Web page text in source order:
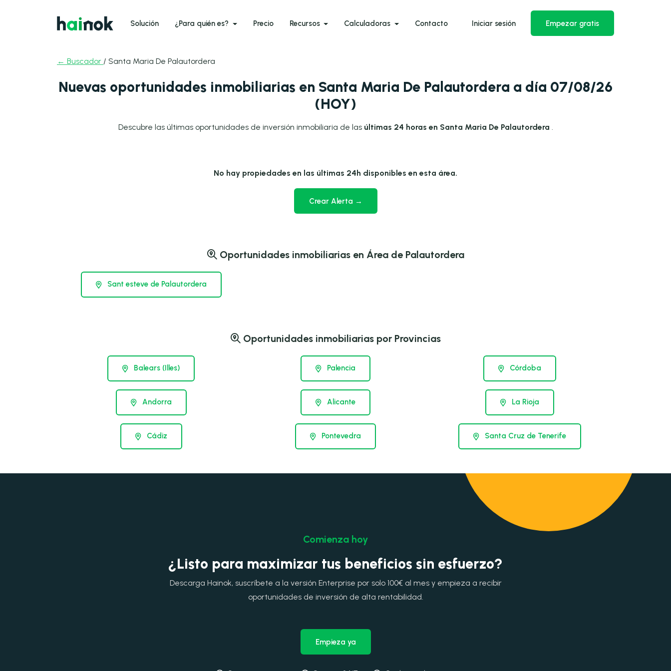
Solución ¿Para quién es? Precio Recursos Calculadoras Contacto Iniciar sesión Empezar gratis
← Buscador / Santa Maria De Palautordera
Nuevas oportunidades inmobiliarias en Santa Maria De Palautordera a día 07/08/26
(HOY)
Descubre las últimas oportunidades de inversión inmobiliaria de las últimas 24 horas en Santa Maria De Palautordera .
No hay propiedades en las últimas 24h disponibles en esta área.
Crear Alerta →
Oportunidades inmobiliarias en Área de Palautordera
Sant esteve de Palautordera
Oportunidades inmobiliarias por Provincias
Balears (Illes) Palencia Córdoba
Andorra Alicante La Rioja
Cádiz Pontevedra Santa Cruz de Tenerife
Comienza hoy
¿Listo para maximizar tus beneficios sin esfuerzo?
Descarga Hainok, suscríbete a la versión Enterprise por solo 100€ al mes y empieza a recibir
oportunidades de inversión de alta rentabilidad.
Empieza ya